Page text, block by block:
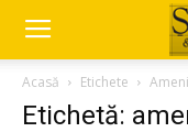
Acasă Etichete
Etichetă: